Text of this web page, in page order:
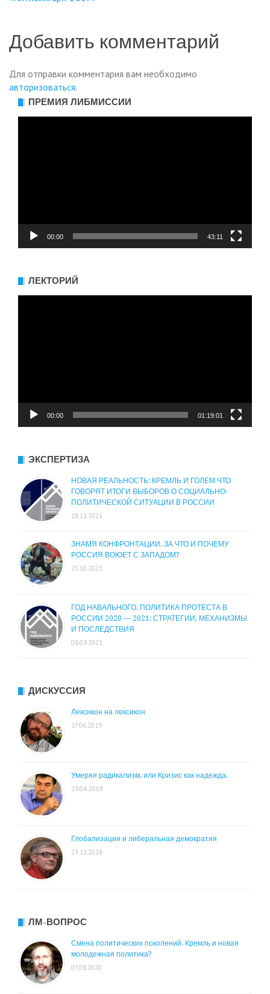
записям
Добавить комментарий
Для отправки комментария вам необходимо
авторизоваться.
ПРЕМИЯ ЛИБМИССИИ
00:00 43:11
ЛЕКТОРИЙ
00:00 01:19:01
ЭКСПЕРТИЗА
НОВАЯ РЕАЛЬНОСТЬ: КРЕМЛЬ И ГОЛЕМ ЧТО
ГОВОРЯТ ИТОГИ ВЫБОРОВ О СОЦИАЛЬНО-
ПОЛИТИЧЕСКОЙ СИТУАЦИИ В РОССИИ
18.11.2021
ЗНАМЯ КОНФРОНТАЦИИ. ЗА ЧТО И ПОЧЕМУ
РОССИЯ ВОЮЕТ С ЗАПАДОМ?
25.10.2021
ГОД НАВАЛЬНОГО. ПОЛИТИКА ПРОТЕСТА В
РОССИИ 2020 — 2021: СТРАТЕГИИ, МЕХАНИЗМЫ
И ПОСЛЕДСТВИЯ
08.09.2021
ДИСКУССИЯ
Лексикон на лексикон
17.06.2019
Умеряя радикализм, или Кризис как надежда.
29.04.2019
Глобализация и либеральная демократия
23.11.2018
ЛМ-ВОПРОС
Смена политических поколений. Кремль и новая
молодежная политика?
07.08.2020